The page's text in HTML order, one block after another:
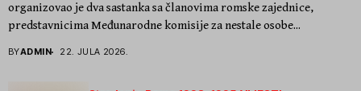
organizovao je dva sastanka sa članovima romske zajednice,
predstavnicima Međunarodne komisije za nestale osobe...
BYADMIN 22. JULA 2026.